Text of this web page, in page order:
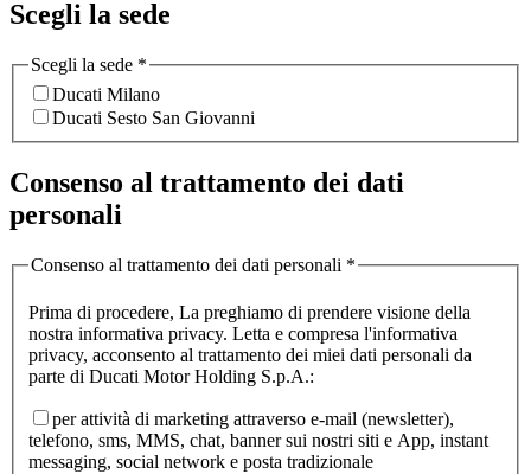
Scegli la sede
Scegli la sede *
Ducati Milano
Ducati Sesto San Giovanni
Consenso al trattamento dei dati
personali
Consenso al trattamento dei dati personali *
Prima di procedere, La preghiamo di prendere visione della
nostra informativa privacy. Letta e compresa l'informativa
privacy, acconsento al trattamento dei miei dati personali da
parte di Ducati Motor Holding S.p.A.:
per attività di marketing attraverso e-mail (newsletter),
telefono, sms, MMS, chat, banner sui nostri siti e App, instant
messaging, social network e posta tradizionale